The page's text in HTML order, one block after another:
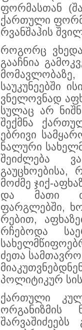
ფორმასთან
ქარ­თუ­ლი ფორმა
რ­ვა­ნ­შა­ჰის
როგორც
გააჩნია
საუკუნეებში
ვნელოვნად
სულაც არ
შექმნა
ებრივი
ნა­ლური
შეიძლება
მოძმე ჯიქ-
და მათი
ფარგლებში,
რე­ბი­თ,
რჩებოდა
ძეთა
პოლიტიკურ
ქართული
ორგანიზმის